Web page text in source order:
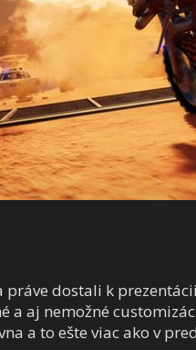
práve dostali k
a aj nemožné
a to ešte viac ako v